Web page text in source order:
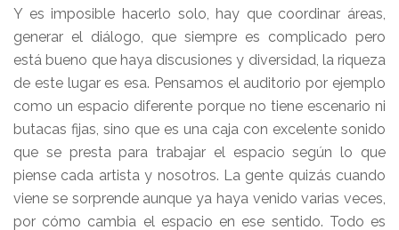
Y es imposible hacerlo solo, hay que coordinar áreas,
generar el diálogo, que siempre es complicado pero
está bueno que haya discusiones y diversidad, la riqueza
de este lugar es esa. Pensamos el auditorio por ejemplo
como un espacio diferente porque no tiene escenario ni
butacas fijas, sino que es una caja con excelente sonido
que se presta para trabajar el espacio según lo que
piense cada artista y nosotros. La gente quizás cuando
viene se sorprende aunque ya haya venido varias veces,
por cómo cambia el espacio en ese sentido. Todo es